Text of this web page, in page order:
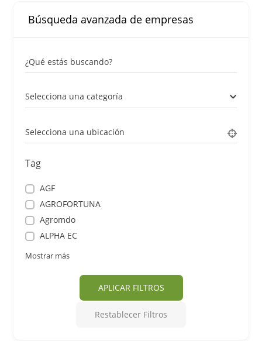
Búsqueda avanzada de empresas
¿Qué estás buscando?
Selecciona una categoría
Selecciona una ubicación
Tag
AGF
AGROFORTUNA
Agromdo
ALPHA EC
Mostrar más
APLICAR FILTROS
Restablecer Filtros